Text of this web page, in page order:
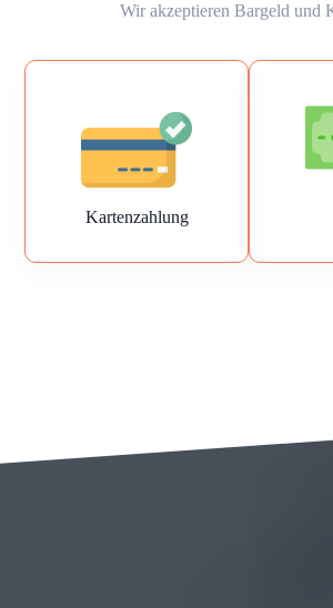
Wir akzeptieren Bargeld und
Kartenzahlung